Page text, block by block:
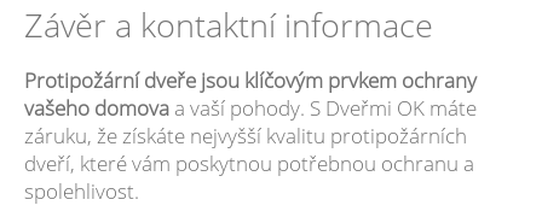
Závěr a kontaktní informace
Protipožární dveře jsou klíčovým prvkem ochrany
vašeho domova a vaší pohody. S Dveřmi OK máte
záruku, že získáte nejvyšší kvalitu protipožárních
dveří, které vám poskytnou potřebnou ochranu a
spolehlivost.